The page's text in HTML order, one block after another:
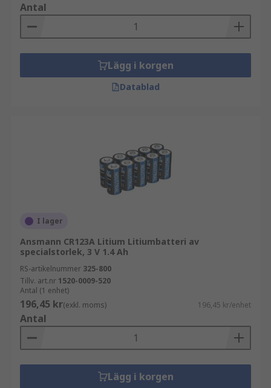
Antal
Lägg i korgen
Datablad
I lager
Ansmann CR123A Litium Litiumbatteri av
specialstorlek, 3 V 1.4 Ah
RS-artikelnummer 325-800
Tillv. art.nr 1520-0009-520
Antal (1 enhet)
196,45 kr(exkl. moms) 196,45 kr/enhet
Antal
Lägg i korgen